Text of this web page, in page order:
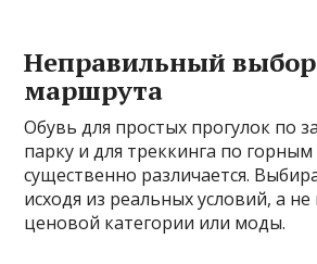
Неправильный
маршрута
Обувь для простых прогулок по
парку и для треккинга по
существенно различается.
исходя из реальных условий, а не
ценовой категории или моды.